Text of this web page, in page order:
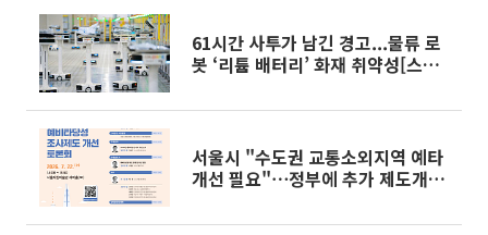
61시간 사투가 남긴 경고...물류 로
봇 ‘리튬 배터리’ 화재 취약성[스마
서울시 "수도권 교통소외지역 예타
개선 필요"⋯정부에 추가 제도개선